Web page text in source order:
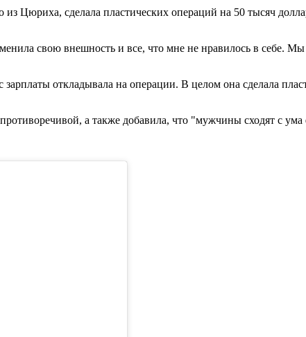
Цюриха, сделала пластических операций на 50 тысяч
свою внешность и все, что мне не нравилось в себе.
зарплаты откладывала на операции. В целом она сделала
а также добавила, что "мужчины сходят с ума